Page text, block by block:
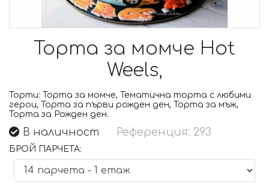
Торта за момче Hot
Weels,
Торти: Торта за момче, Тематична торта с любими
герои, Торта за първи рожден ден, Торта за мъж,
Торта за Рожден ден.
В наличност Референция: 293
БРОЙ ПАРЧЕТА: